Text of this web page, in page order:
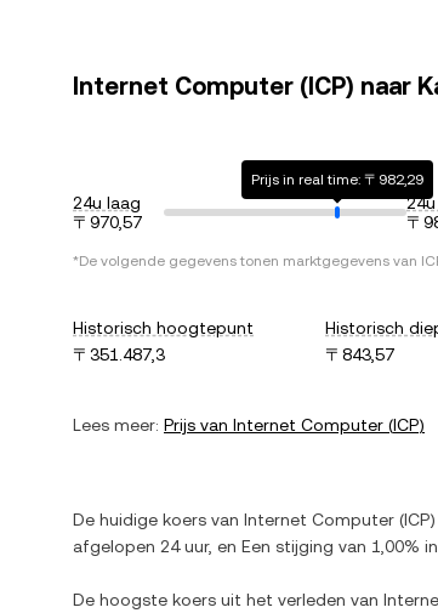
Internet Computer (ICP) naar
24u laag
〒970,57
Prijs in real time: 〒982,29
〒
*De volgende gegevens tonen marktgegevens van
Historisch hoogtepunt
〒351.487,3
Historisch
〒843,57
Lees meer: Prijs van Internet Computer (ICP)
De huidige koers van Internet Computer (ICP
afgelopen 24 uur, en Een stijging van 1,00%
De hoogste koers uit het verleden van